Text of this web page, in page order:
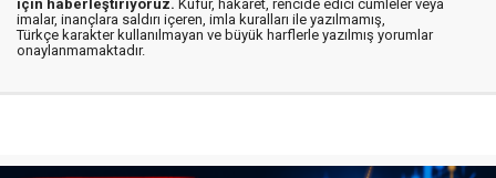
için haberleştiriyoruz. Küfür, hakaret, rencide edici cümleler veya
imalar, inançlara saldırı içeren, imla kuralları ile yazılmamış,
Türkçe karakter kullanılmayan ve büyük harflerle yazılmış yorumlar
onaylanmamaktadır.